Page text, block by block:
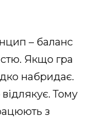
– баланс
Якщо гра
набридає.
Тому
з